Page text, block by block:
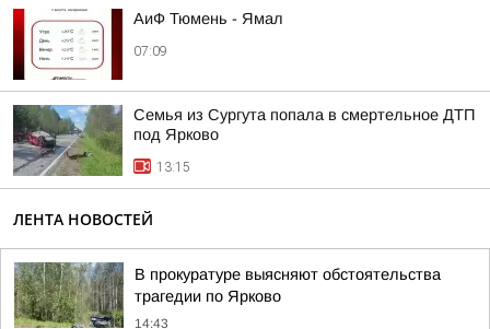
АиФ Тюмень - Ямал
07:09
Семья из Сургута попала в смертельное ДТП
под Ярково
13:15
ЛЕНТА НОВОСТЕЙ
В прокуратуре выясняют обстоятельства
трагедии по Ярково
14:43